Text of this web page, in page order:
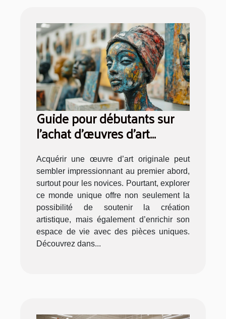
Guide pour débutants sur
l'achat d'œuvres d'art
Acquérir une œuvre d’art originale peut
sembler impressionnant au premier abord,
surtout pour les novices. Pourtant, explorer
ce monde unique offre non seulement la
possibilité de soutenir la création
artistique, mais également d’enrichir son
espace de vie avec des pièces uniques.
Découvrez dans...